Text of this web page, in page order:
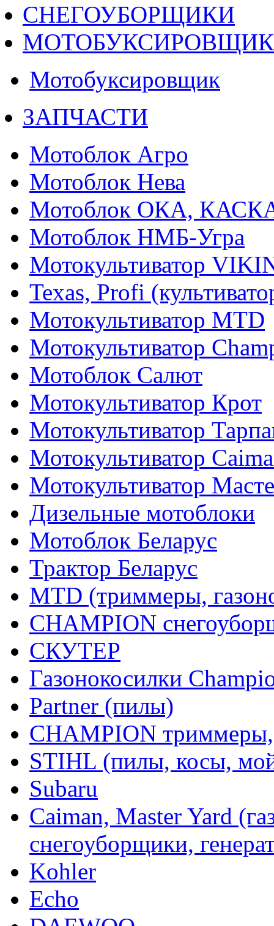
СНЕГОУБОРЩИКИ
Мотобуксировщик
ЗАПЧАСТИ
Мотоблок Агро
Мотоблок Нева
Мотоблок ОКА,
Мотоблок НМБ-Угра
Мотокультиватор
Texas, Profi
Мотокультиватор MTD
Мотокультиватор
Мотоблок Салют
Мотокультиватор Крот
Мотокультиватор
Мотокультиватор
Мотокультиватор
Дизельные мотоблоки
Мотоблок Беларус
Трактор Беларус
MTD (триммеры,
CHAMPION
СКУТЕР
Газонокосилки
Partner (пилы)
CHAMPION
STIHL (пилы, косы,
Subaru
Caiman, Master Yard
снегоуборщики,
Kohler
Echo